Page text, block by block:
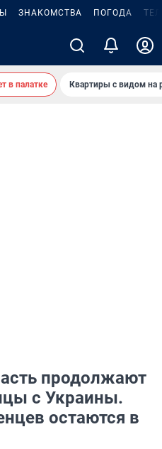
ЗНАКОМСТВА ПОГОДА
в палатке Квартиры с видом на
продолжают
с Украины.
остаются в